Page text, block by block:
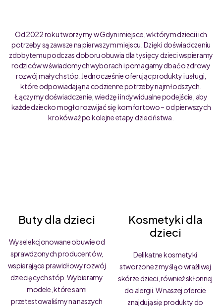
Od 2022 roku tworzymy w Gdyni miejsce, w którym dzieci i ich
potrzeby są zawsze na pierwszym miejscu. Dzięki doświadczeniu
zdobytemu podczas doboru obuwia dla tysięcy dzieci wspieramy
rodziców w świadomych wyborach i pomagamy dbać o zdrowy
rozwój małych stóp. Jednocześnie oferując produkty i usługi,
które odpowiadają na codzienne potrzeby najmłodszych.
Łączymy doświadczenie, wiedzę i indywidualne podejście, aby
każde dziecko mogło rozwijać się komfortowo – od pierwszych
kroków aż po kolejne etapy dzieciństwa.
Buty dla dzieci
Wyselekcjonowane obuwie od
sprawdzonych producentów,
wspierające prawidłowy rozwój
dziecięcych stóp. Wybieramy
modele, które sami
przetestowaliśmy na naszych
Kosmetyki dla
dzieci
Delikatne kosmetyki
stworzone z myślą o wrażliwej
skórze dzieci, również skłonnej
do alergii. W naszej ofercie
znajdują się produkty do